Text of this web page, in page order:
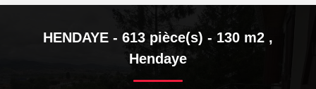
LOCATIONS VACANCES
HENDAYE - 613 pièce(s) - 130 m2 ,
Hendaye